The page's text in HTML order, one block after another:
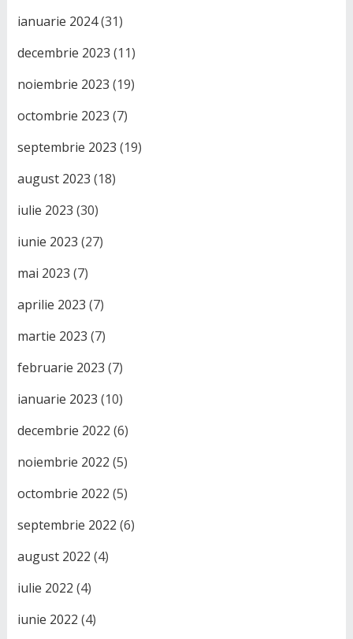
ianuarie 2024(31)
decembrie 2023 (11)
noiembrie 2023 (19)
octombrie 2023 (7)
septembrie 2023 (19)
august 2023 (18)
iulie 2023 (30)
iunie 2023 (27)
mai 2023 (7)
aprilie 2023 (7)
martie 2023 (7)
februarie 2023 (7)
ianuarie 2023 (10)
decembrie 2022 (6)
noiembrie 2022 (5)
octombrie 2022 (5)
septembrie 2022 (6)
august 2022 (4)
iulie 2022 (4)
iunie 2022 (4)